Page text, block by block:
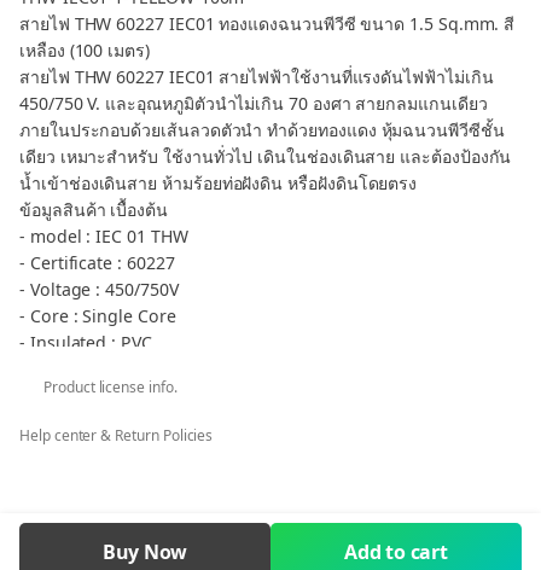
สายไฟ THW 60227 IEC01 ทองแดงฉนวนพีวีซี ขนาด 1.5 Sq.mm. สี
เหลือง (100 เมตร)
สายไฟ THW 60227 IEC01 สายไฟฟ้าใช้งานที่แรงดันไฟฟ้าไม่เกิน
450/750 V. และอุณหภูมิตัวนำไม่เกิน 70 องศา สายกลมแกนเดียว
ภายในประกอบด้วยเส้นลวดตัวนำ ทำด้วยทองแดง หุ้มฉนวนพีวีซีชั้น
เดียว เหมาะสำหรับ ใช้งานทั่วไป เดินในช่องเดินสาย และต้องป้องกัน
น้ำเข้าช่องเดินสาย ห้ามร้อยท่อฝังดิน หรือฝังดินโดยตรง
ข้อมูลสินค้า เบื้องต้น
- model : IEC 01 THW
- Certificate : 60227
- Voltage : 450/750V
- Core : Single Core
- Insulated : PVC
- color : ํYELLOW สีเหลือง
กลุ่มสินค้า สายไฟ THW 60227 IEC01 - THW Cable 60227 IEC01
THW Cable 60227 IEC 01 Copper Conductor PVC Insulated 1.5
Sq.mm YELLOW 100m.
Product license info.
Help center & Return Policies
Buy Now Add to cart